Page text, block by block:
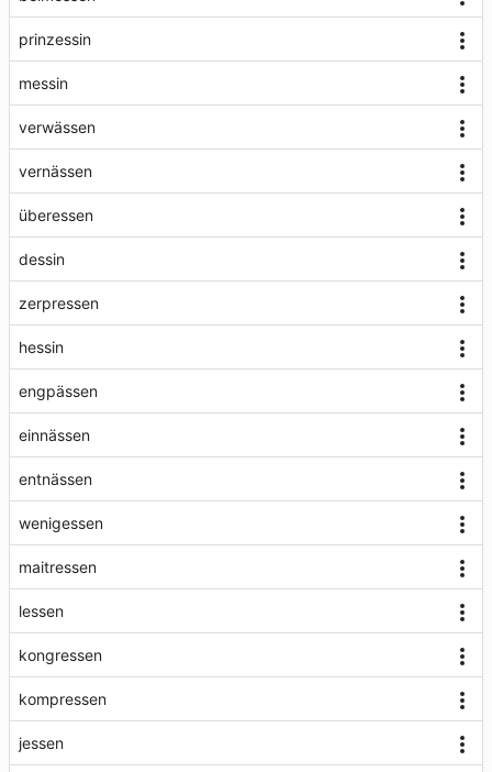
prinzessin
messin
verwässen
vernässen
überessen
dessin
zerpressen
hessin
engpässen
einnässen
entnässen
wenigessen
maitressen
lessen
kongressen
kompressen
jessen